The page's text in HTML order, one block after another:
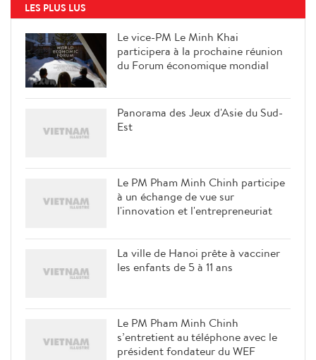
LES PLUS LUS
Le vice-PM Le Minh Khai
participera à la prochaine réunion
du Forum économique mondial
Panorama des Jeux d'Asie du Sud-
Est
Le PM Pham Minh Chinh participe
à un échange de vue sur
l'innovation et l'entrepreneuriat
La ville de Hanoi prête à vacciner
les enfants de 5 à 11 ans
Le PM Pham Minh Chinh
s’entretient au téléphone avec le
président fondateur du WEF